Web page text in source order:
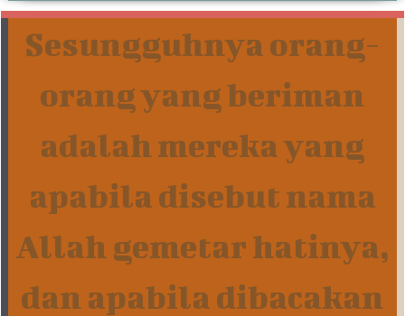
Sesungguhnya orang-
orang yang beriman
adalah mereka yang
apabila disebut nama
Allah gemetar hatinya,
dan apabila dibacakan